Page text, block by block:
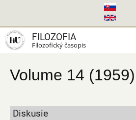
hlavný
obsah
FILOZOFIA
Filozofický časopis
Volume 14
Diskusie